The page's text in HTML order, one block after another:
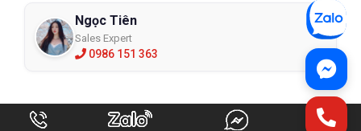
Ngọc Tiên
Sales Expert
0986 151 363